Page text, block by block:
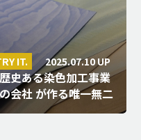
IT. 2025.07.10 UP
歴史ある染色加工事業
の会社 が作る唯一無二
の布素…